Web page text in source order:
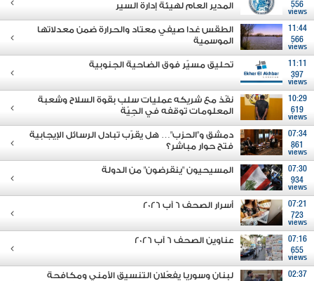
556
views
المدير العام لهيئة إدارة السير
11:44
566
views
الطقس غدا صيفي معتاد والحرارة ضمن معدلاتها
الموسمية
11:11
397
views
تحليق مسيّر فوق الضاحية الجنوبية
10:29
619
views
نفّذ مع شريكه عمليات سلب بقوة السلاح وشعبة
المعلومات توقفه في الجِيّة
07:34
861
views
دمشق و"الحزب"… هل يقرّب تبادل الرسائل الإيجابية
فتح حوار مباشر؟
07:30
934
views
المسيحيون "ينقرضون" من الدولة
07:21
723
views
أسرار الصحف 6 آب 2026
07:16
655
views
عناوين الصحف 6 آب 2026
02:37
لبنان وسوريا يفعّلان التنسيق الأمني ومكافحة